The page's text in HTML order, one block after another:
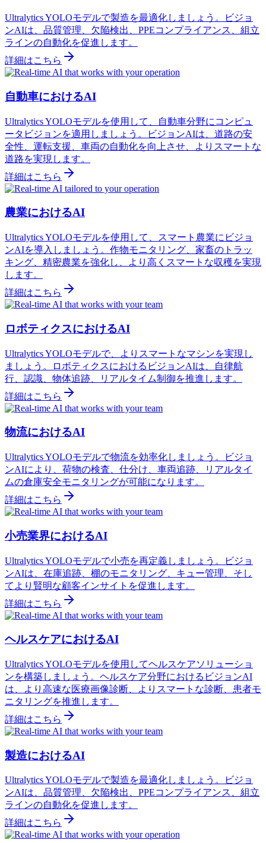
Ultralytics YOLOモデルで製造を最適化しましょう。ビジョ
ンAIは、品質管理、欠陥検出、PPEコンプライアンス、組立
ラインの自動化を促進します。
詳細はこちら
自動車におけるAI
Ultralytics YOLOモデルを使用して、自動車分野にコンピュ
ータビジョンを適用しましょう。ビジョンAIは、道路の安
全性、運転支援、車両の自動化を向上させ、よりスマートな
道路を実現します。
詳細はこちら
農業におけるAI
Ultralytics YOLOモデルを使用して、スマート農業にビジョ
ンAIを導入しましょう。作物モニタリング、家畜のトラッ
キング、精密農業を強化し、より高くスマートな収穫を実現
します。
詳細はこちら
ロボティクスにおけるAI
Ultralytics YOLOモデルで、よりスマートなマシンを実現し
ましょう。ロボティクスにおけるビジョンAIは、自律航
行、認識、物体追跡、リアルタイム制御を推進します。
詳細はこちら
物流におけるAI
Ultralytics YOLOモデルで物流を効率化しましょう。ビジョ
ンAIにより、荷物の検査、仕分け、車両追跡、リアルタイ
ムの倉庫安全モニタリングが可能になります。
詳細はこちら
小売業界におけるAI
Ultralytics YOLOモデルで小売を再定義しましょう。ビジョ
ンAIは、在庫追跡、棚のモニタリング、キュー管理、そし
てより賢明な顧客インサイトを促進します。
詳細はこちら
ヘルスケアにおけるAI
Ultralytics YOLOモデルを使用してヘルスケアソリューショ
ンを構築しましょう。ヘルスケア分野におけるビジョンAI
は、より高速な医療画像診断、よりスマートな診断、患者モ
ニタリングを推進します。
詳細はこちら
製造におけるAI
Ultralytics YOLOモデルで製造を最適化しましょう。ビジョ
ンAIは、品質管理、欠陥検出、PPEコンプライアンス、組立
ラインの自動化を促進します。
詳細はこちら